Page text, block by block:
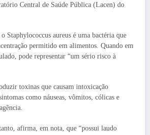
Central de Saúde Pública (Lacen) do
Staphylococcus aureus é uma bactéria que
permitido em alimentos. Quando em
pode representar “um sério risco à
toxinas que causam intoxicação
como náuseas, vômitos, cólicas e
afirma, em nota, que “possui laudo